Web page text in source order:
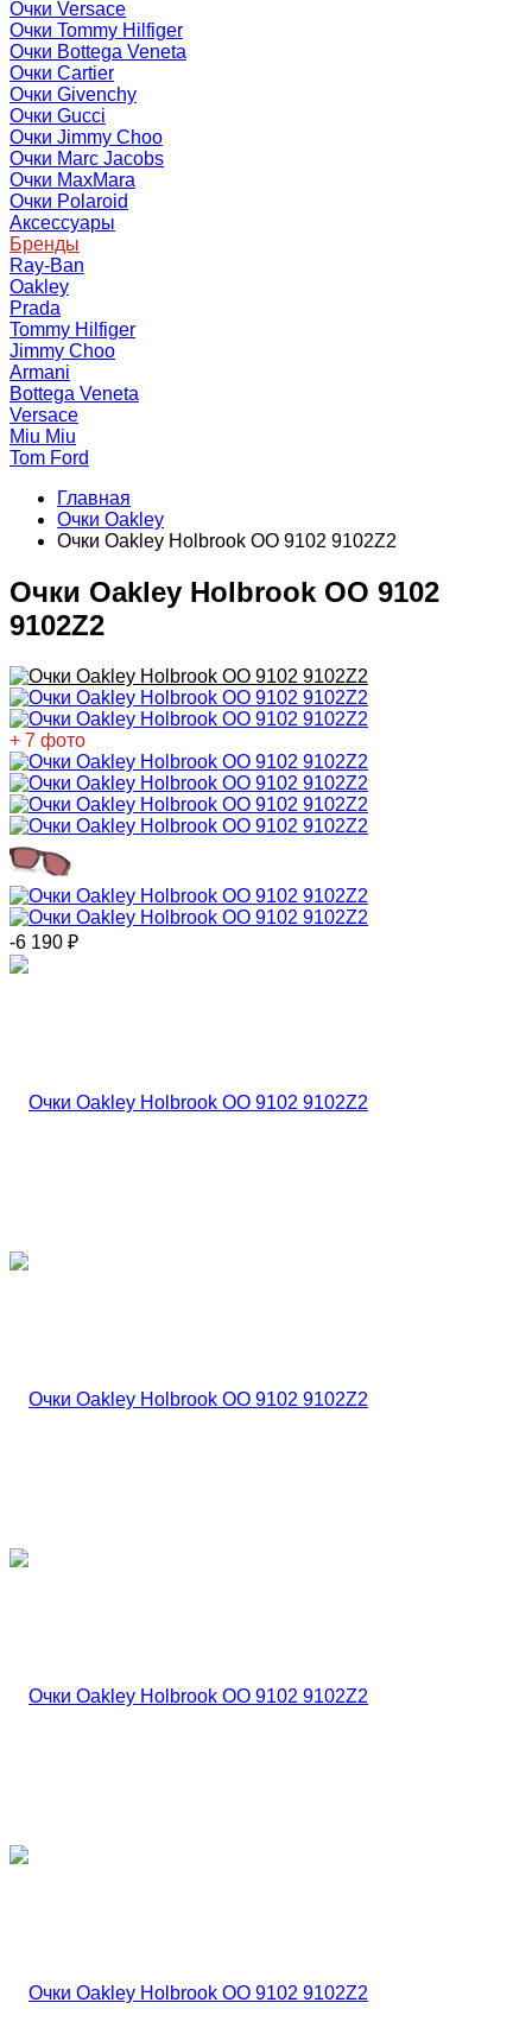
Очки Versace
Очки Tommy Hilfiger
Очки Bottega Veneta
Очки Cartier
Очки Givenchy
Очки Gucci
Очки Jimmy Choo
Очки Marc Jacobs
Очки MaxMara
Очки Polaroid
Аксессуары
Бренды
Ray-Ban
Oakley
Prada
Tommy Hilfiger
Jimmy Choo
Armani
Bottega Veneta
Versace
Miu Miu
Tom Ford
Главная
Очки Oakley
Очки Oakley Holbrook OO 9102 9102Z2
Очки Oakley Holbrook OO 9102
9102Z2
+ 7 фото
-6 190 ₽